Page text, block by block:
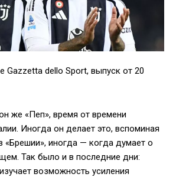
Gazzetta dello Sport, выпуск от 20
же «Пеп», время от времени
Иногда он делает это, вспоминая
иногда — когда думает о
Так было и в последние дни:
возможность усиления